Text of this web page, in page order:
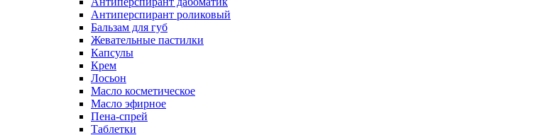
Антиперспирант роликовый
Бальзам для губ
Жевательные пастилки
Капсулы
Крем
Лосьон
Масло косметическое
Масло эфирное
Пена-спрей
Таблетки